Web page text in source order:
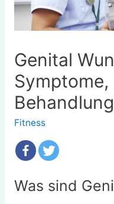
Genital
Symptome,
Fitness
Was sind